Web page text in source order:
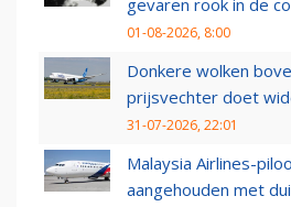
gevaren rook in de
01-08-2026, 8:00
Donkere wolken
prijsvechter doet
31-07-2026, 22:01
Malaysia Airlines-
aangehouden met